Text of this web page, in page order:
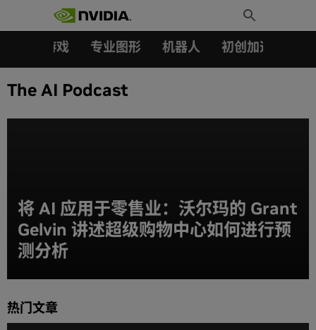
Toggle
Search
游戏 专业图形 机器人 初创加速会员成
The AI Podcast
将 AI 应用于零售业：沃尔玛的 Grant
Gelvin 讲述超级购物中心如何进行预
测分析
热门文章